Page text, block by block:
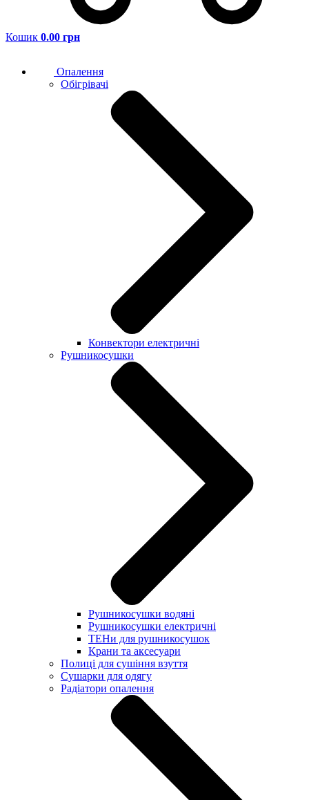
Кошик 0.00 грн
Опалення
Обігрівачі
Конвектори електричні
Рушникосушки
Рушникосушки водяні
Рушникосушки електричні
ТЕНи для рушникосушок
Крани та аксесуари
Полиці для сушіння взуття
Сушарки для одягу
Радіатори опалення